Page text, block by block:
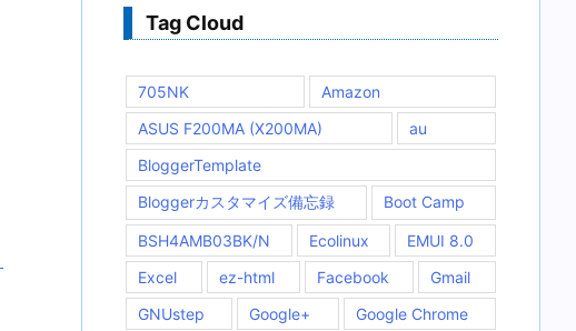
Tag Cloud
705NK
Amazon
ASUS F200MA (X200MA)
au
BloggerTemplate
Bloggerカスタマイズ備忘録
Boot Camp
BSH4AMB03BK/N Ecolinux
EMUI 8.0
Excel
ez-html Facebook
Gmail
GNUstep
Google+
Google Chrome